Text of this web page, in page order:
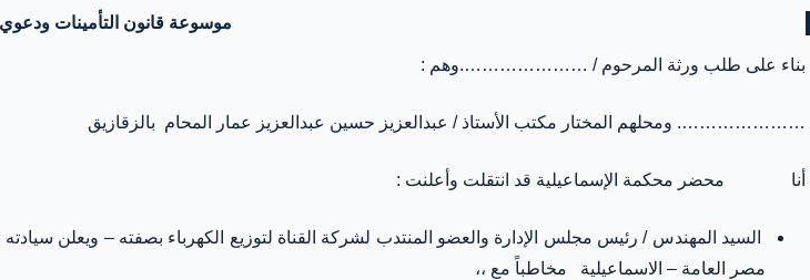
موسوعة قانون التأمينات
بناء على طلب ورثة المرحوم / ………………….وهم :
…………………. ومحلهم المختار مكتب الأستاذ / عبدالعزيز حسين عبدالعزيز عمار المحام بالزقازيق
أنا محضر محكمة الإسماعيلية قد انتقلت وأعلنت :
السيد المهندس / رئيس مجلس الإدارة والعضو المنتدب لشركة القناة لتوزيع الكهرباء بصفته – ويعلن سيادته
مصر العامة – الاسماعيلية مخاطباً مع ،،